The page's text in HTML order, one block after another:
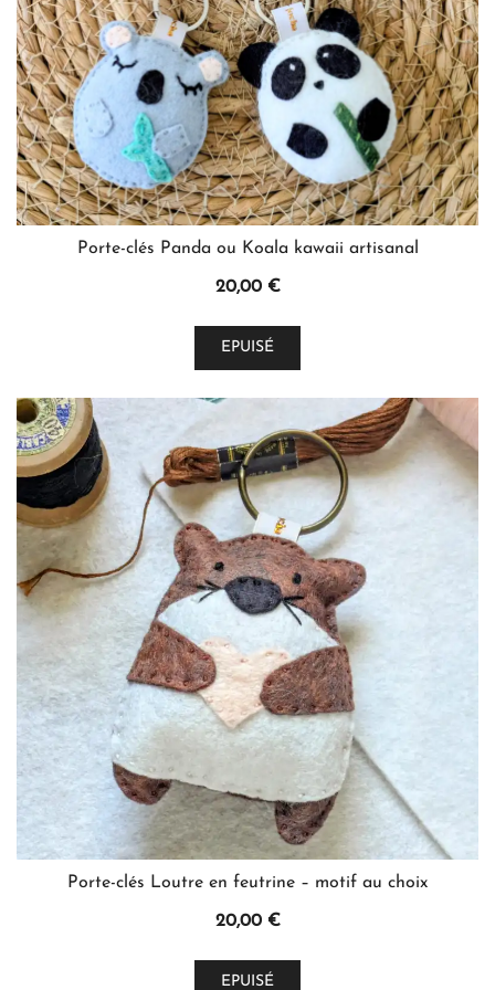
Porte-clés Panda ou Koala kawaii artisanal
20,00 €
EPUISÉ
Ce
plusieurs
variations.
Les
options
peuvent
être
choisies
sur
page
du
produit
Porte-clés Loutre en feutrine – motif au choix
20,00 €
EPUISÉ
Ce